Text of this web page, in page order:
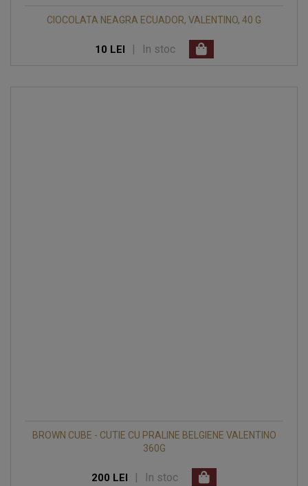
CIOCOLATA NEAGRA ECUADOR, VALENTINO, 40 G
10 LEI In stoc
BROWN CUBE - CUTIE CU PRALINE BELGIENE VALENTINO
360G
200 LEI In stoc